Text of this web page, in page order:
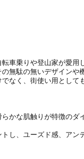
車乗りや登山家が愛用
無駄の無いデザインや
なく、街使い用として
かな肌触りが特徴のダ
し、ユーズド感、アン